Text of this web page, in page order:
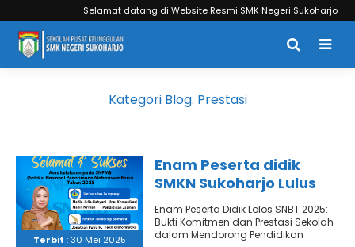
Selamat datang di Website Resmi SMK Negeri Sukoharjo
Kategori Blog: Prestasi
Terbit : 30 Mei 2025
Enam Peserta didik
SMKN Sukoharjo Lulus
Masuk Perguruan Tinggi
Negeri Jalur SNBT
Enam Peserta Didik Lolos SNBT 2025:
Bukti Komitmen dan Prestasi Sekolah
dalam Mendorong Pendidikan